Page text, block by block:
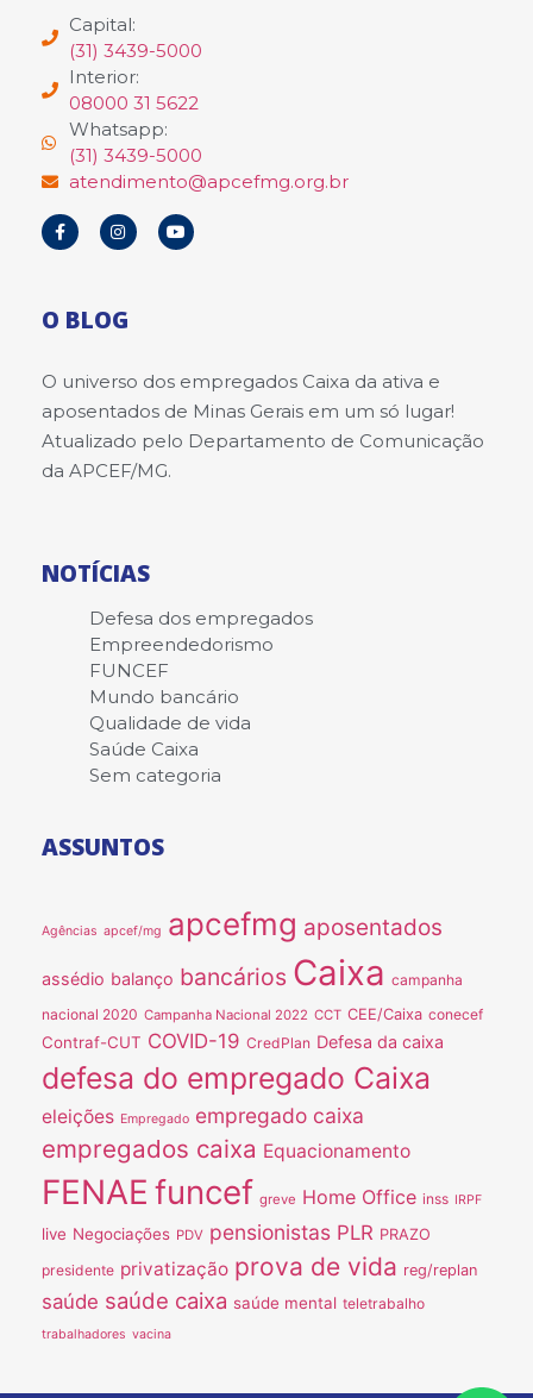
Capital:
(31) 3439-5000
Interior:
08000 31 5622
Whatsapp:
(31) 3439-5000
atendimento@apcefmg.org.br
O BLOG
O universo dos empregados Caixa da ativa e
aposentados de Minas Gerais em um só lugar!
Atualizado pelo Departamento de Comunicação
da APCEF/MG.
NOTÍCIAS
Defesa dos empregados
Empreendedorismo
FUNCEF
Mundo bancário
Qualidade de vida
Saúde Caixa
Sem categoria
ASSUNTOS
Agências apcef/mg apcefmg aposentados
assédio balanço bancários Caixa campanha
nacional 2020 Campanha Nacional 2022 CCT CEE/Caixa conecef
Contraf-CUT COVID-19 CredPlan Defesa da caixa
defesa do empregado Caixa
eleições Empregado empregado caixa
empregados caixa Equacionamento
FENAE funcef greve Home Office inss IRPF
live Negociações PDV pensionistas PLR PRAZO
presidente privatização prova de vida reg/replan
saúde saúde caixa saúde mental teletrabalho
trabalhadores vacina